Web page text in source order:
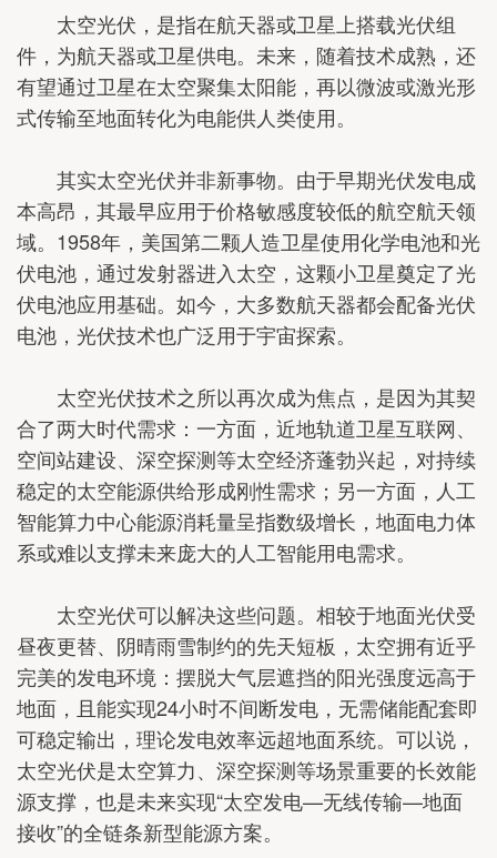
太空光伏，是指在航天器或卫星上搭载光伏组
件，为航天器或卫星供电。未来，随着技术成熟，还
有望通过卫星在太空聚集太阳能，再以微波或激光形
式传输至地面转化为电能供人类使用。
其实太空光伏并非新事物。由于早期光伏发电成
本高昂，其最早应用于价格敏感度较低的航空航天领
域。1958年，美国第二颗人造卫星使用化学电池和光
伏电池，通过发射器进入太空，这颗小卫星奠定了光
伏电池应用基础。如今，大多数航天器都会配备光伏
电池，光伏技术也广泛用于宇宙探索。
太空光伏技术之所以再次成为焦点，是因为其契
合了两大时代需求：一方面，近地轨道卫星互联网、
空间站建设、深空探测等太空经济蓬勃兴起，对持续
稳定的太空能源供给形成刚性需求；另一方面，人工
智能算力中心能源消耗量呈指数级增长，地面电力体
系或难以支撑未来庞大的人工智能用电需求。
太空光伏可以解决这些问题。相较于地面光伏受
昼夜更替、阴晴雨雪制约的先天短板，太空拥有近乎
完美的发电环境：摆脱大气层遮挡的阳光强度远高于
地面，且能实现24小时不间断发电，无需储能配套即
可稳定输出，理论发电效率远超地面系统。可以说，
太空光伏是太空算力、深空探测等场景重要的长效能
源支撑，也是未来实现“太空发电—无线传输—地面
接收”的全链条新型能源方案。